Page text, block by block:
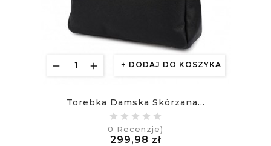
DODAJ DO KOSZYKA
Torebka Damska Skórzana...
0 Recenzje)
299,98 złCena